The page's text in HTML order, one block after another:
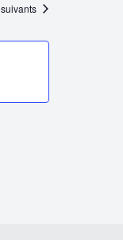
Évènements
suivants